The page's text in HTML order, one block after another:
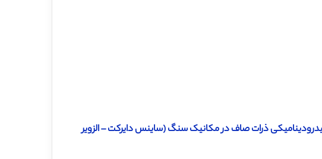
ذرات صاف در مکانیک سنگ (ساینس دایرکت – الزویر